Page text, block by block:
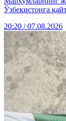
Ўзбекистонга
20:20 / 07.08.2026